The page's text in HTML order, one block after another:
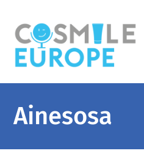
Ainesosa